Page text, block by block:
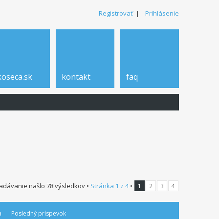
Registrovať| Prihlásenie
kontakt faq
našlo 78 výsledkov • Stránka 1 z 4• 1 2 3 4
Posledný príspevok